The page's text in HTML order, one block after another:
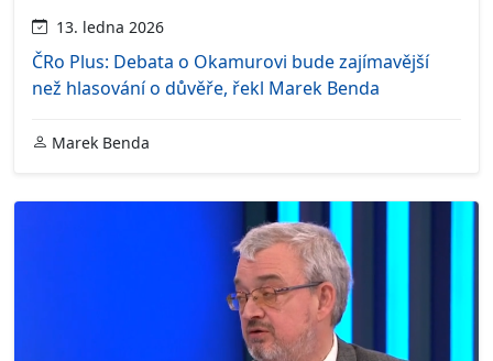
13. ledna 2026
ČRo Plus: Debata o Okamurovi bude zajímavější
než hlasování o důvěře, řekl Marek Benda
Marek Benda